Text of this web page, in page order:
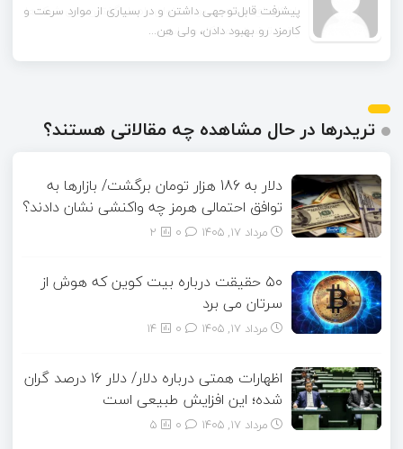
راهکارهای لایه دوم رو به‌عنوان راه‌حل گفتین. این شبکه‌ها
چقدر تونستن مشکل مقیاس‌...
تریدرها در حال مشاهده چه مقالاتی هستند؟
دلار به 186 هزار تومان برگشت/ بازارها به
توافق احتمالی هرمز چه واکنشی نشان دادند؟
مرداد ۱۷, ۱۴۰۵ 2
۵۰ حقیقت درباره بیت کوین که هوش از
سرتان می برد
مرداد ۱۷, ۱۴۰۵ 14
اظهارات همتی درباره دلار/ دلار ۱۶ درصد گران
شده؛ این افزایش طبیعی است
مرداد ۱۷, ۱۴۰۵ 5